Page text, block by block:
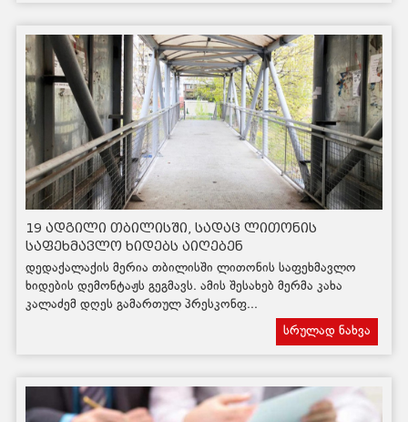
19 ადგილი თბილისში, სადაც ლითონის
საფეხმავლო ხიდებს აიღებენ
დედაქალაქის მერია თბილისში ლითონის საფეხმავლო
ხიდების დემონტაჟს გეგმავს. ამის შესახებ მერმა კახა
კალაძემ დღეს გამართულ პრესკონფ...
სრულად ნახვა